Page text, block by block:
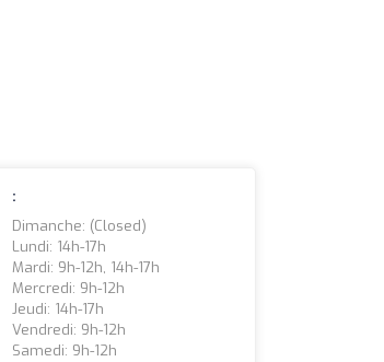
:
Dimanche: (closed)
Lundi: 14h-17h
Mardi: 9h-12h, 14h-17h
Mercredi: 9h-12h
Jeudi: 14h-17h
Vendredi: 9h-12h
Samedi: 9h-12h